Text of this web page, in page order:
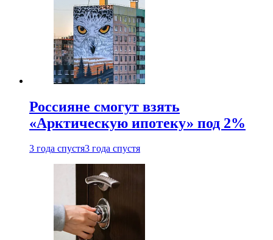
Россияне смогут взять
«Арктическую ипотеку» под 2%
3 года спустя3 года спустя